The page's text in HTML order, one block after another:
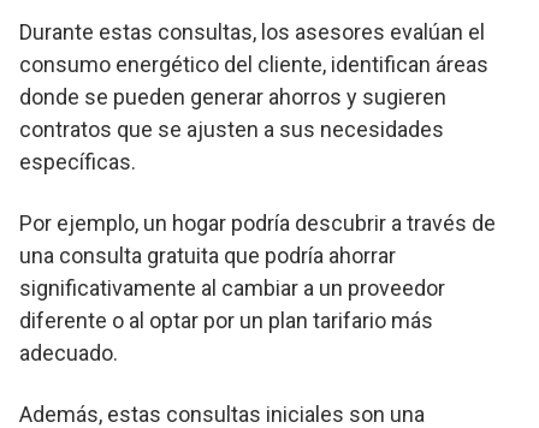
Durante estas consultas, los asesores evalúan el
consumo energético del cliente, identifican áreas
donde se pueden generar ahorros y sugieren
contratos que se ajusten a sus necesidades
específicas.
Por ejemplo, un hogar podría descubrir a través de
una consulta gratuita que podría ahorrar
significativamente al cambiar a un proveedor
diferente o al optar por un plan tarifario más
adecuado.
Además, estas consultas iniciales son una